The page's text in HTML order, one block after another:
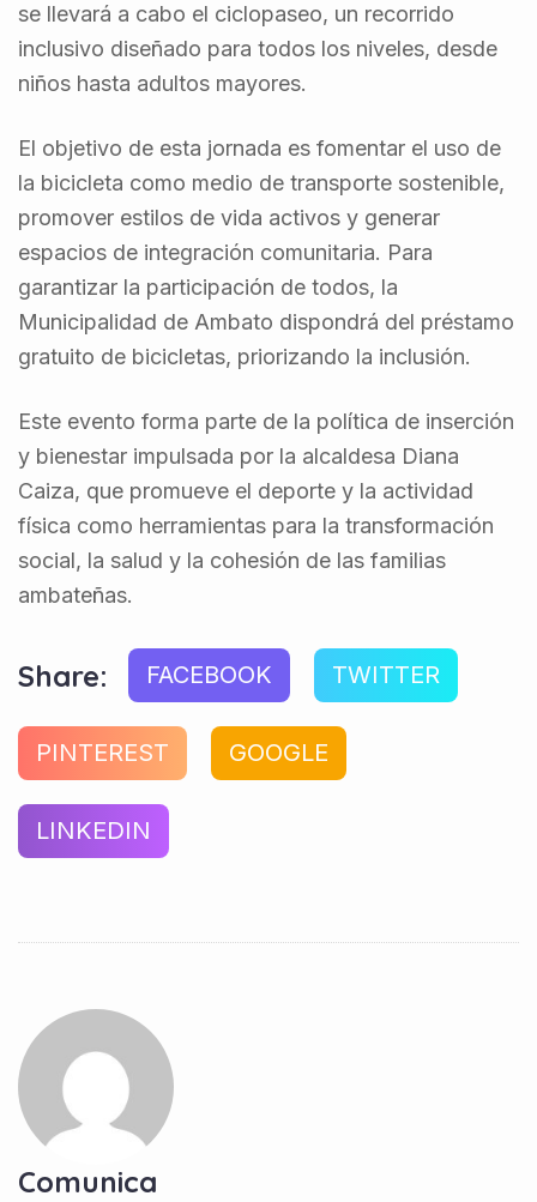
se llevará a cabo el ciclopaseo, un recorrido
inclusivo diseñado para todos los niveles, desde
niños hasta adultos mayores.
El objetivo de esta jornada es fomentar el uso de
la bicicleta como medio de transporte sostenible,
promover estilos de vida activos y generar
espacios de integración comunitaria. Para
garantizar la participación de todos, la
Municipalidad de Ambato dispondrá del préstamo
gratuito de bicicletas, priorizando la inclusión.
Este evento forma parte de la política de inserción
y bienestar impulsada por la alcaldesa Diana
Caiza, que promueve el deporte y la actividad
física como herramientas para la transformación
social, la salud y la cohesión de las familias
ambateñas.
Share: FACEBOOK TWITTER
PINTEREST GOOGLE
LINKEDIN
Comunica